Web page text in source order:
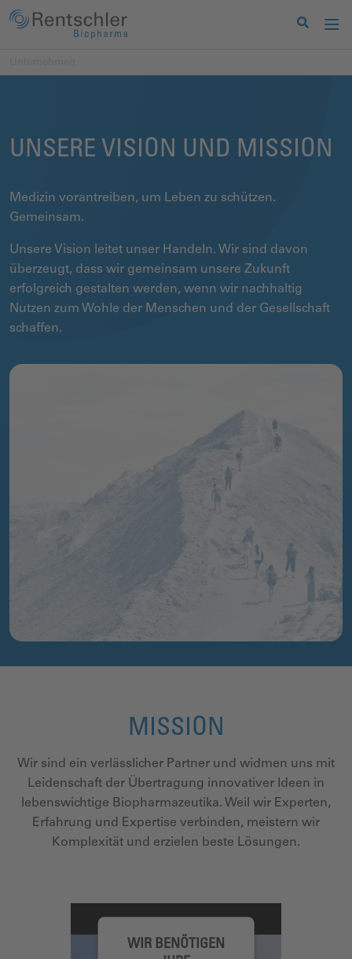
UNSERE VISION UND MISSION
Medizin vorantreiben, um Leben zu schützen.
Gemeinsam.
Unsere Vision leitet unser Handeln. Wir sind davon
überzeugt, dass wir gemeinsam unsere Zukunft
erfolgreich gestalten werden, wenn wir nachhaltig
Nutzen zum Wohle der Menschen und der Gesellschaft
schaffen.
MISSION
Wir sind ein verlässlicher Partner und widmen uns mit
Leidenschaft der Übertragung innovativer Ideen in
lebenswichtige Biopharmazeutika. Weil wir Experten,
Erfahrung und Expertise verbinden, meistern wir
Komplexität und erzielen beste Lösungen.
WIR BENÖTIGEN